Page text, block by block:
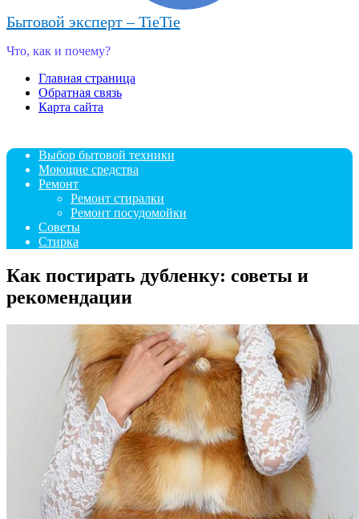
Бытовой эксперт – TieTie
Что, как и почему?
Главная страница
Обратная связь
Карта сайта
Выбор бытовой техники
Моющие средства
Ремонт
Ремонт стиралки
Ремонт посудомойки
Советы
Стирка
Как постирать дубленку: советы и
рекомендации